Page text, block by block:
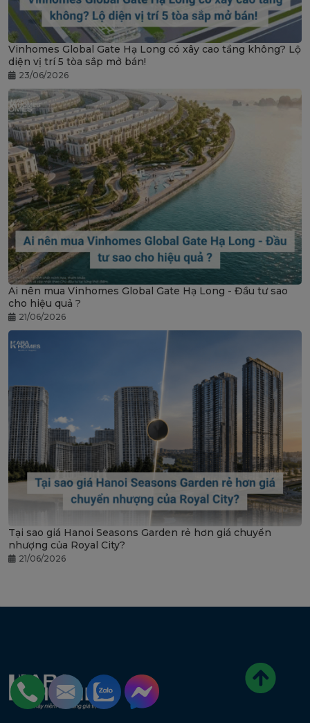
Vinhomes Global Gate Hạ Long có xây cao tầng không? Lộ
diện vị trí 5 tòa sắp mở bán!
23/06/2026
Ai nên mua Vinhomes Global Gate Hạ Long - Đầu tư sao
cho hiệu quả ?
21/06/2026
Tại sao giá Hanoi Seasons Garden rẻ hơn giá chuyển
nhượng của Royal City?
21/06/2026